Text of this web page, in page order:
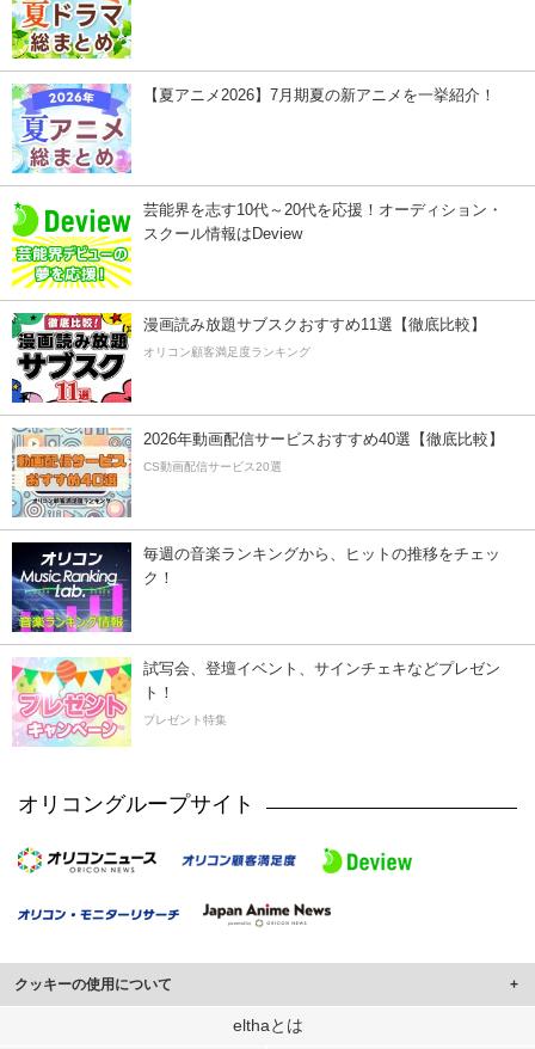
【夏アニメ2026】7月期夏の新アニメを一挙紹介！
芸能界を志す10代～20代を応援！オーディション・
スクール情報はDeview
漫画読み放題サブスクおすすめ11選【徹底比較】
オリコン顧客満足度ランキング
2026年動画配信サービスおすすめ40選【徹底比較】
CS動画配信サービス20選
毎週の音楽ランキングから、ヒットの推移をチェッ
ク！
試写会、登壇イベント、サインチェキなどプレゼン
ト！
プレゼント特集
オリコングループサイト
クッキーの使用について
このサイトでは Cookie を使用して、ユーザーに合わせたコンテンツや広告の
elthaとは